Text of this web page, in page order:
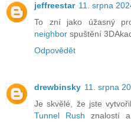
jeffreestar 11. srpna
To zní jako úžasný
neighbor spuštění
Odpovědět
drewbinsky 11. srpna
Je skvělé, že jste
Tunnel Rush znalostí